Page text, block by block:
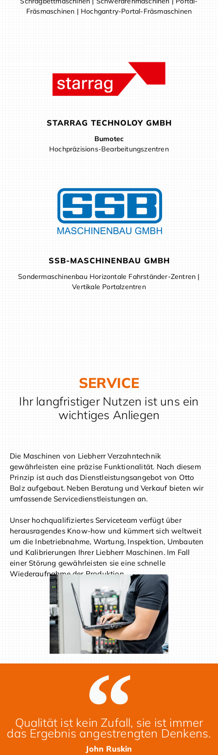
Fräsmaschinen | Hochgantry-Portal-Fräsmaschinen
STARRAG TECHNOLOY GMBH
Bumotec
Hochpräzisions-Bearbeitungszentren
SSB-MASCHINENBAU GMBH
Sondermaschinenbau Horizontale Fahrständer-Zentren |
Vertikale Portalzentren
SERVICE
Ihr langfristiger Nutzen ist uns ein
wichtiges Anliegen
Die Maschinen von Liebherr Verzahntechnik
gewährleisten eine präzise Funktionalität. Nach diesem
Prinzip ist auch das Dienstleistungsangebot von Otto
Balz aufgebaut. Neben Beratung und Verkauf bieten wir
umfassende Servicedienstleistungen an.
Unser hochqualifiziertes Serviceteam verfügt über
herausragendes Know-how und kümmert sich weltweit
um die Inbetriebnahme, Wartung, Inspektion, Umbauten
und Kalibrierungen Ihrer Liebherr Maschinen. Im Fall
einer Störung gewährleisten sie eine schnelle
Wiederaufnahme der Produktion.
Qualität ist kein Zufall, sie ist immer
das Ergebnis angestrengten Denkens.
John Ruskin